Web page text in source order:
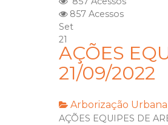
857 Acessos
Set
21
AÇÕES
21/09/2022
Arborização Urbana
AÇÕES EQUIPES DE